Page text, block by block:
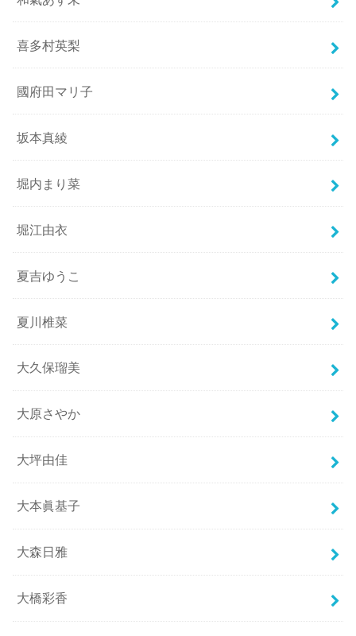
喜多村英梨
國府田マリ子
坂本真綾
堀内まり菜
堀江由衣
夏吉ゆうこ
夏川椎菜
大久保瑠美
大原さやか
大坪由佳
大本眞基子
大森日雅
大橋彩香